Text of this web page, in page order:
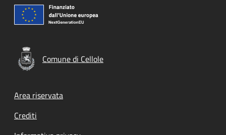
Comune di Cellole
Footer menu
Area riservata
Crediti